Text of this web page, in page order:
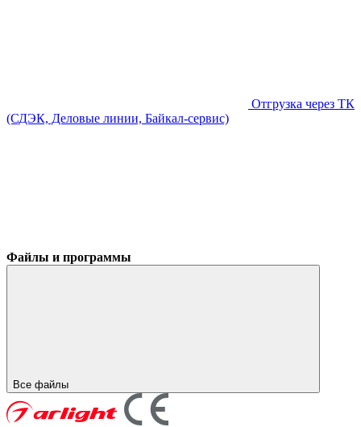
Отгрузка через ТК
(СДЭК, Деловые линии, Байкал-сервис)
Файлы и программы
Все файлы